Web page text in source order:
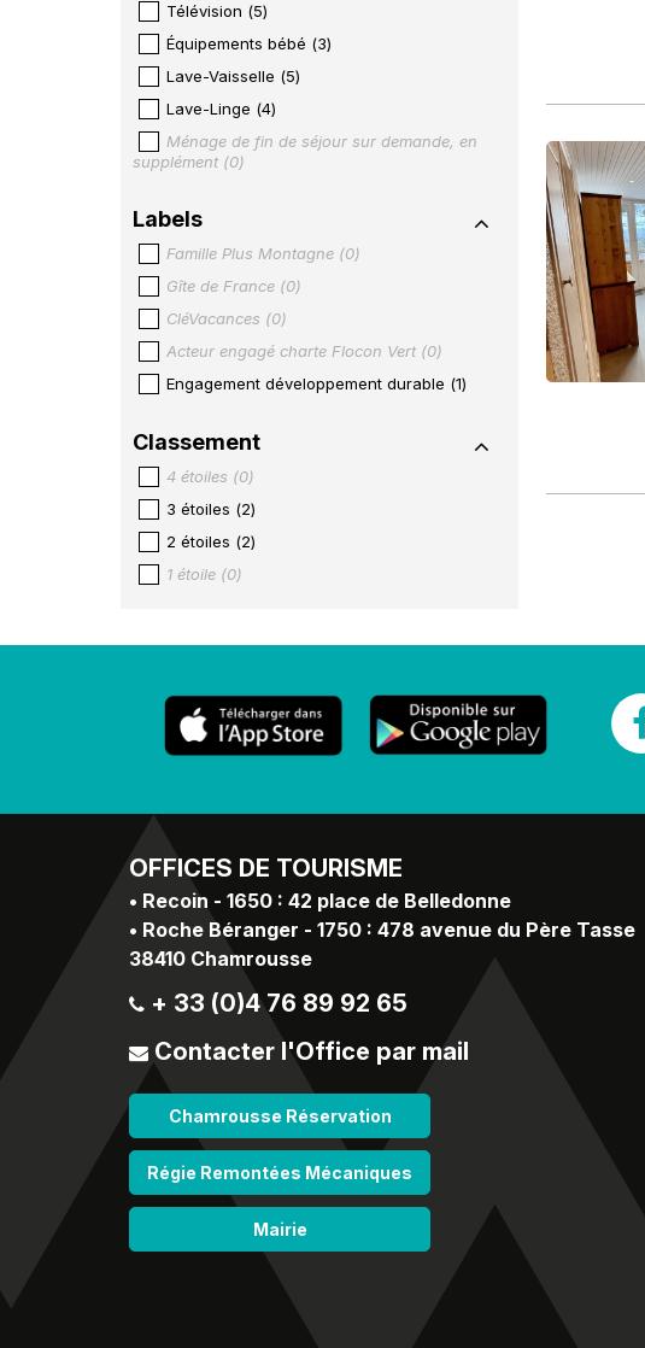
Télévision (5)
Équipements bébé (3)
Lave-Vaisselle (5)
Lave-Linge (4)
Ménage de fin de séjour sur demande, en
supplément (0)
Labels
Famille Plus Montagne (0)
Gîte de France (0)
CléVacances (0)
Acteur engagé charte Flocon Vert (0)
Engagement développement durable (1)
Classement
4 étoiles (0)
3 étoiles (2)
2 étoiles (2)
1 étoile (0)
OFFICES DE TOURISME
• Recoin - 1650 : 42 place de Belledonne
• Roche Béranger - 1750 : 478 avenue du Père Tasse
38410 Chamrousse
+ 33 (0)4 76 89 92 65
Contacter l'Office par mail
Chamrousse Réservation
Régie Remontées Mécaniques
Mairie